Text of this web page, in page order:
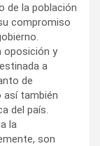
de la población
compromiso
oposición y
a
de
también
del país.
la
son